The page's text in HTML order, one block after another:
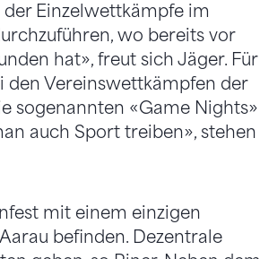
Einzelwettkämpfe im
wo bereits vor
hat», freut sich Jäger. Für
den Vereinswettkämpfen der
sogenannten «Game Nights»
auch Sport treiben», stehen
mit einem einzigen
befinden. Dezentrale